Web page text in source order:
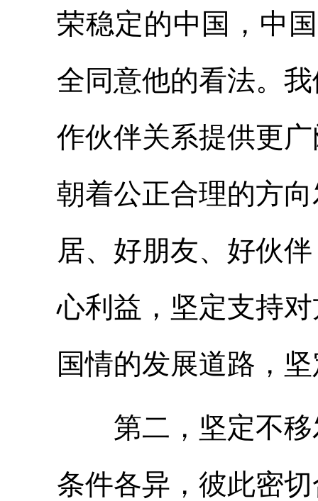
荣稳定的中国，中
全同意他的看法。
作伙伴关系提供更
朝着公正合理的方
居、好朋友、好伙
心利益，坚定支持
国情的发展道路，
第二，坚定不移
条件各异，彼此密